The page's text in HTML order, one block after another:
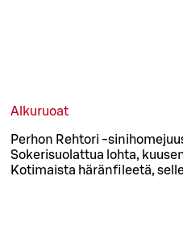
Alkuruoat
Perhon Rehtori -
Sokerisuolattua lohta,
Kotimaista häränfileetä,